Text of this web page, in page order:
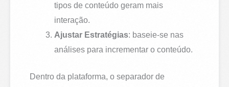
tipos de conteúdo geram mais
interação.
Ajustar Estratégias: baseie-se nas
análises para incrementar o conteúdo.
Dentro da plataforma, o separador de